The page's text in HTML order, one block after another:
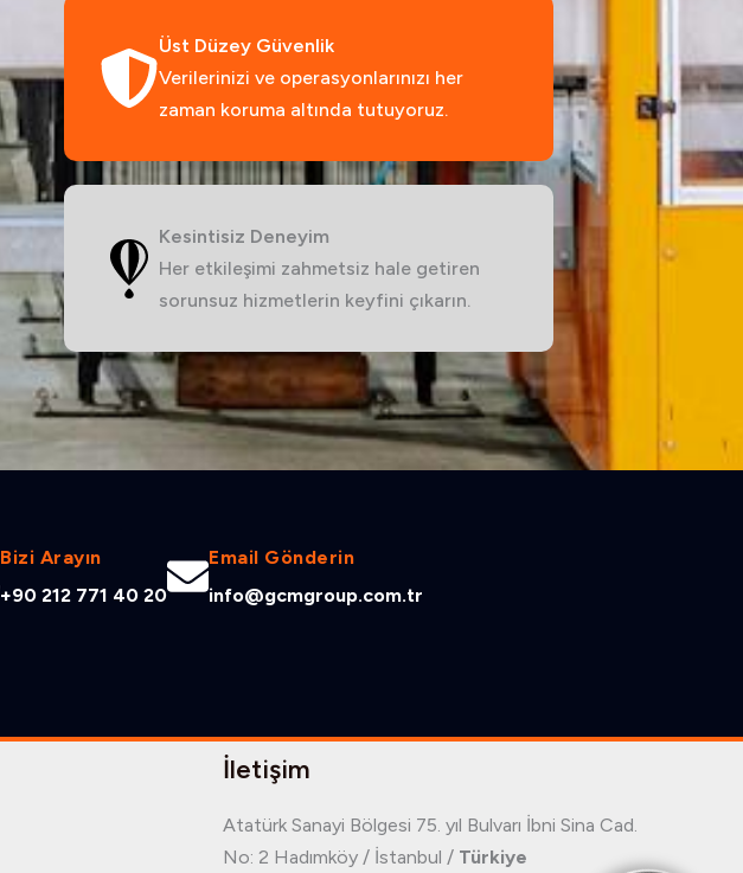
Üst Düzey Güvenlik
Verilerinizi ve operasyonlarınızı her
zaman koruma altında tutuyoruz.
Kesintisiz Deneyim
Her etkileşimi zahmetsiz hale getiren
sorunsuz hizmetlerin keyfini çıkarın.
Bizi Arayın
+90 212 771 40 20
Email Gönderin
info@gcmgroup.com.tr
İletişim
Atatürk Sanayi Bölgesi 75. yıl Bulvarı İbni Sina Cad.
No: 2 Hadımköy / İstanbul / Türkiye